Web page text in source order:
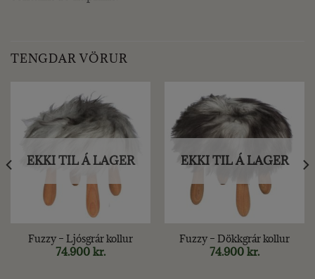
TENGDAR VÖRUR
EKKI TIL Á LAGER
Fuzzy – Ljósgrár kollur
74.900 kr.
EKKI TIL Á LAGER
Fuzzy – Dökkgrár kollur
74.900 kr.